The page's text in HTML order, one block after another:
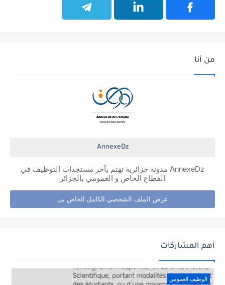
من أنا
AnnexeDz
AnnexeDz مدونة جزائرية تهتم بآخر مستجدات التوظيف في
القطاع الخاص و العمومي بالجزائر
عرض الملف الشخصي الكامل الخاص بي
أهم المشاركات
الوظيف العمومي